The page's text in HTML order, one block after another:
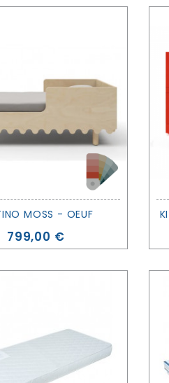
MOSS - OEUF
Prezzo
799,00 €